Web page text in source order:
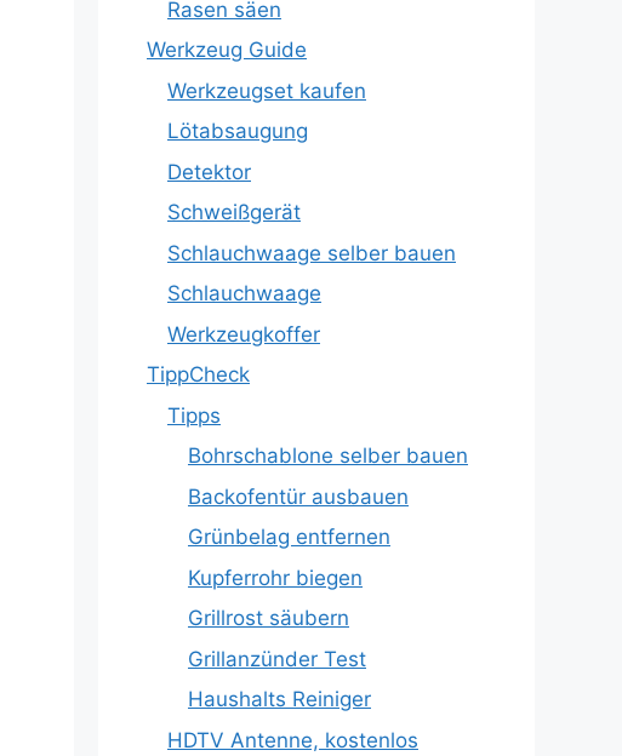
Rasen säen
Werkzeug Guide
Werkzeugset kaufen
Lötabsaugung
Detektor
Schweißgerät
Schlauchwaage selber bauen
Schlauchwaage
Werkzeugkoffer
TippCheck
Tipps
Bohrschablone selber bauen
Backofentür ausbauen
Grünbelag entfernen
Kupferrohr biegen
Grillrost säubern
Grillanzünder Test
Haushalts Reiniger
HDTV Antenne, kostenlos